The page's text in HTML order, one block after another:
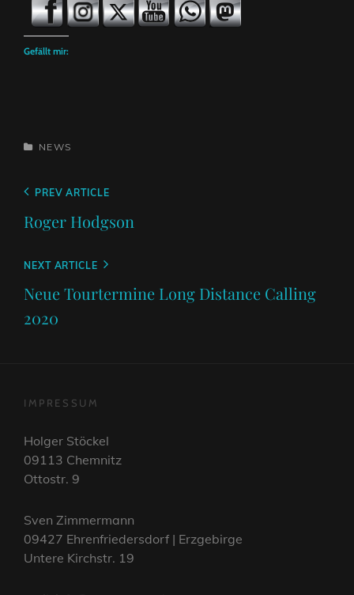
Gefällt mir:
CATEGORIES
NEWS
Beitragsnavigation
Previous
PREV ARTICLE
Roger Hodgson
Next
NEXT ARTICLE
Neue Tourtermine Long Distance Calling
2020
IMPRESSUM
Holger Stöckel
09113 Chemnitz
Ottostr. 9
Sven Zimmermann
09427 Ehrenfriedersdorf | Erzgebirge
Untere Kirchstr. 19